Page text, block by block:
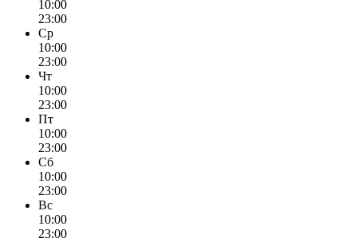
10:00
23:00
Ср
10:00
23:00
Чт
10:00
23:00
Пт
10:00
23:00
Сб
10:00
23:00
Вс
10:00
23:00